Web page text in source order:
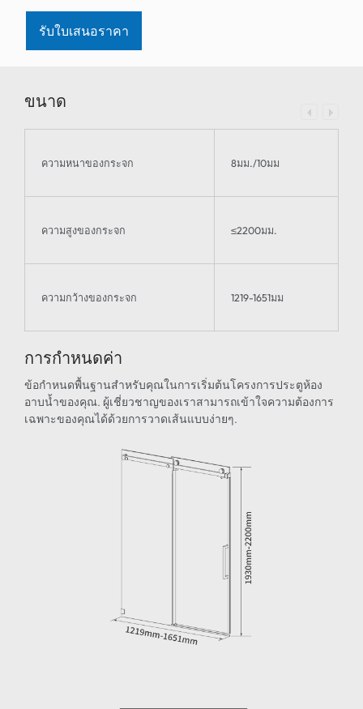
รับใบเสนอราคา
ขนาด
ความหนาของกระจก 8มม./10มม
ความสูงของกระจก ≤2200มม.
ความกว้างของกระจก 1219-1651มม
การกำหนดค่า
ข้อกำหนดพื้นฐานสำหรับคุณในการเริ่มต้นโครงการประตูห้อง
อาบน้ำของคุณ. ผู้เชี่ยวชาญของเราสามารถเข้าใจความต้องการ
เฉพาะของคุณได้ด้วยการวาดเส้นแบบง่ายๆ.